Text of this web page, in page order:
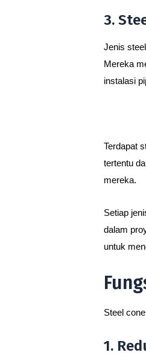
3.
Jenis
Mereka
instalasi
Terdapat
tertentu
mereka.
Setiap
dalam
untuk
Steel
1.